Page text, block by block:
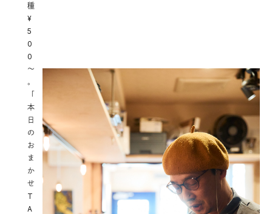
種
¥
5
0
0
〜
。
本
日
の
お
ま
か
せ
T
A